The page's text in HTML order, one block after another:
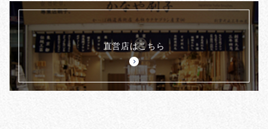
直営店はこちら